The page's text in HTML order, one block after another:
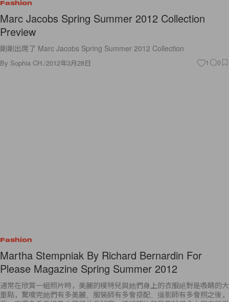
Fashion
Marc Jacobs Spring Summer 2012 Collection
Preview
剛剛出席了 Marc Jacobs Spring Summer 2012 Collection
By Sophia CH. /2012年3月28日 1 0
Fashion
Martha Stempniak By Richard Bernardin For
Please Magazine Spring Summer 2012
通常在欣賞一組照片時，美麗的模特兒與她們身上的衣服絕對是吸睛的大
重點，驚嘆完她們有多美麗、服裝師有多會搭配、攝影師有多會照之後，